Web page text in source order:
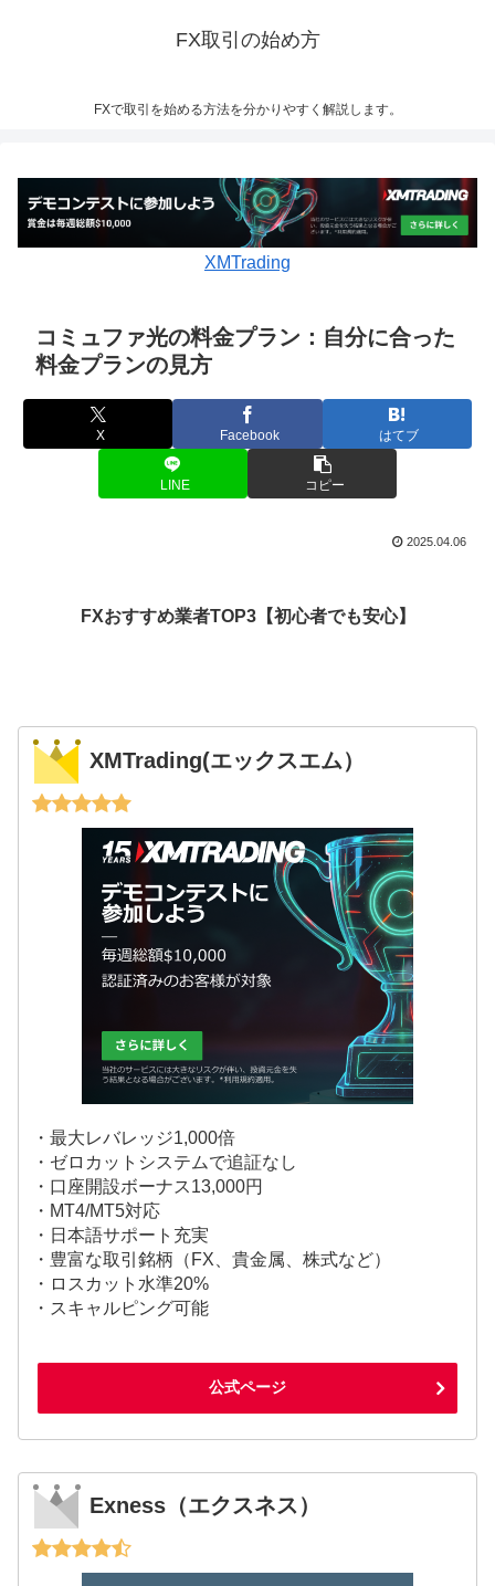
FX取引の始め方
FXで取引を始める方法を分かりやすく解説します。
XMTrading
コミュファ光の料金プラン：自分に合った
料金プランの見方
X Facebook はてブ
LINE コピー
2025.04.06
FXおすすめ業者TOP3【初心者でも安心】
XMTrading(エックスエム）
・最大レバレッジ1,000倍
・ゼロカットシステムで追証なし
・口座開設ボーナス13,000円
・MT4/MT5対応
・日本語サポート充実
・豊富な取引銘柄（FX、貴金属、株式など）
・ロスカット水準20%
・スキャルピング可能
公式ページ
Exness（エクスネス）